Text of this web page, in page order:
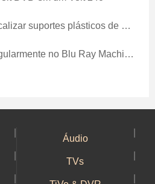
para substituir o VHS em um antigo centro de entretenimento?
no Blu Ray Machine?
Áudio
TVs